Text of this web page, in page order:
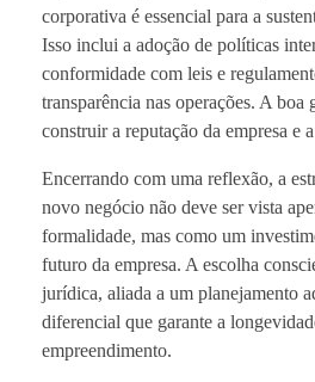
corporativa é essencial para a
Isso inclui a adoção de políticas
conformidade com leis e
transparência nas operações. A boa
construir a reputação da empresa e
Encerrando com uma reflexão, a
novo negócio não deve ser vista
formalidade, mas como um
futuro da empresa. A escolha
jurídica, aliada a um planejamento
diferencial que garante a
empreendimento.